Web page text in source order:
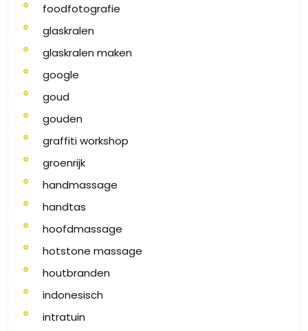
foodfotografie
glaskralen
glaskralen maken
google
goud
gouden
graffiti workshop
groenrijk
handmassage
handtas
hoofdmassage
hotstone massage
houtbranden
indonesisch
intratuin